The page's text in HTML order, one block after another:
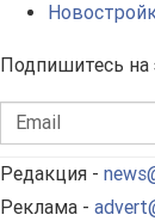
Подпишитесь
Редакция -
Реклама -